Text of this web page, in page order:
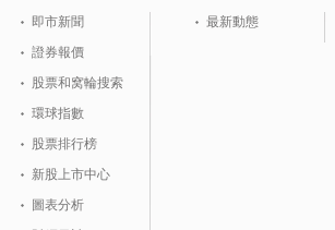
即市新聞
證券報價
股票和窝輪搜索
環球指數
股票排行榜
新股上市中心
圖表分析
最新動態